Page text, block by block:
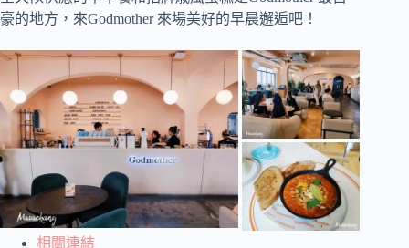
豪的地方，來Godmother 來場美好的早晨邂逅吧！
相關連結